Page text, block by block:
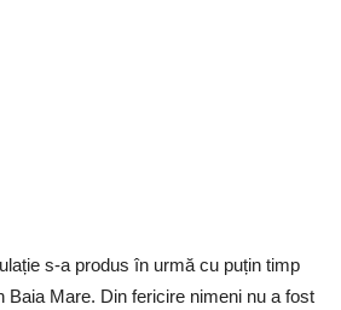
s-a produs în urmă cu puțin timp
Baia Mare. Din fericire nimeni nu a fost